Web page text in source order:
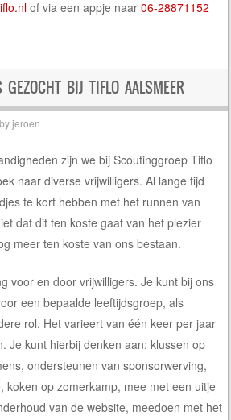
of via een appje naar06-28871152
GEZOCHT BIJ TIFLO AALSMEER
byjeroen
zijn we bij Scoutinggroep Tiflo
naar diverse vrijwilligers. Al lange tijd
te kort hebben met het runnen van
dat dit ten koste gaat van het plezier
meer ten koste van ons bestaan.
voor en door vrijwilligers. Je kunt bij ons
een bepaalde leeftijdsgroep, als
rol. Het varieert van één keer per jaar
Je kunt hierbij denken aan: klussen op
ondersteunen van sponsorwerving,
koken op zomerkamp, mee met een uitje
van de website, meedoen met het